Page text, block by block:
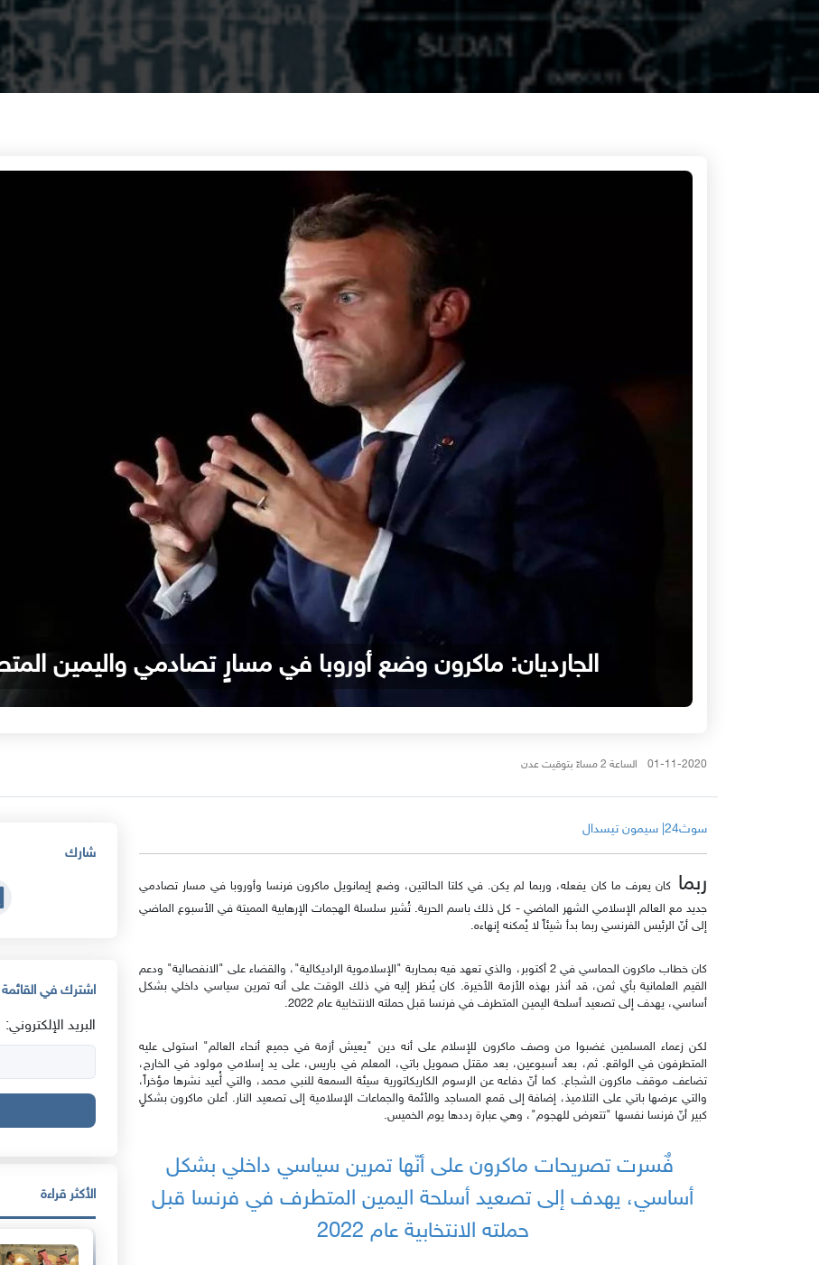
الجارديان: ماكرون وضع أوروبا في مسارٍ تصادمي واليمين
01-11-2020 الساعة 2 مساءً بتوقيت عدن
سوث24| سيمون تيسدال
ربماكان يعرف ما كان يفعله، وربما لم يكن. في كلتا الحالتين، وضع إيمانويل ماكرون فرنسا وأوروبا في مسار تصادمي
جديد مع العالم الإسلامي الشهر الماضي - كل ذلك باسم الحرية. تُشير سلسلة الهجمات الإرهابية المميتة في الأسبوع الماضي
إلى أنّ الرئيس الفرنسي ربما بدأ شيئاً لا يُمكنه إنهاءه.
كان خطاب ماكرون الحماسي في 2 أكتوبر، والذي تعهد فيه بمحاربة "الإسلاموية الراديكالية"، والقضاء على "الانفصالية" ودعم
القيم العلمانية بأي ثمن، قد أنذر بهذه الأزمة الأخيرة. كان يُنظر إليه في ذلك الوقت على أنه تمرين سياسي داخلي بشكل
أساسي، يهدف إلى تصعيد أسلحة اليمين المتطرف في فرنسا قبل حملته الانتخابية عام 2022.
لكن زعماء المسلمين غضبوا من وصف ماكرون للإسلام على أنه دين "يعيش أزمة في جميع أنحاء العالم" استولى عليه
المتطرفون في الواقع. ثم، بعد أسبوعين، بعد مقتل صمويل باتي، المعلم في باريس، على يد إسلامي مولود في الخارج،
تضاعف موقف ماكرون الشجاع. كما أنّ دفاعه عن الرسوم الكاريكاتورية سيئة السمعة للنبي محمد، والتي أُعيد نشرها مؤخراً،
والتي عرضها باتي على التلاميذ، إضافة إلى قمع المساجد والأئمة والجماعات الإسلامية إلى تصعيد النار. أعلن ماكرون بشكلٍ
كبير أنّ فرنسا نفسها "تتعرض للهجوم"، وهي عبارة رددها يوم الخميس.
فٌسرت تصريحات ماكرون على أنّها تمرين سياسي داخلي بشكل
أساسي، يهدف إلى تصعيد أسلحة اليمين المتطرف في فرنسا قبل
حملته الانتخابية عام 2022
شارك
اشترك في القائمة
البريد الإلكتروني:
الأكثر قراءة